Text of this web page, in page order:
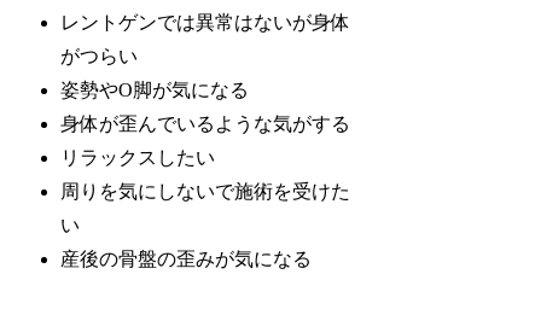
レントゲンでは異常はないが身体
がつらい
姿勢やO脚が気になる
身体が歪んでいるような気がする
リラックスしたい
周りを気にしないで施術を受けた
い
産後の骨盤の歪みが気になる